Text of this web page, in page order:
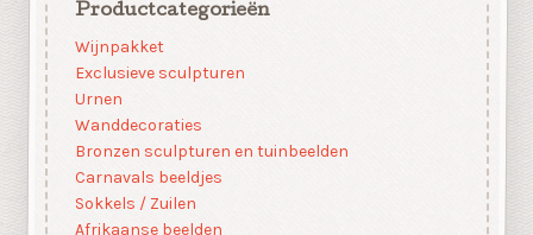
Productcategorieën
Wijnpakket
Exclusieve sculpturen
Urnen
Wanddecoraties
Bronzen sculpturen en tuinbeelden
Carnavals beeldjes
Sokkels / Zuilen
Afrikaanse beelden